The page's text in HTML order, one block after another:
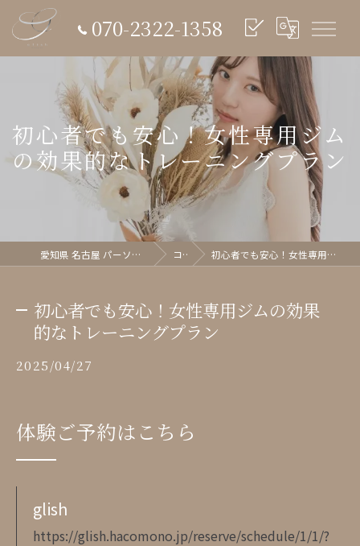
070-2322-1358
初心者でも安心！女性専用ジム
の効果的なトレーニングプラン
愛知県 名古屋 パーソナルジム glish《グリッシュ》 コラム 初心者でも安心！女性専用ジムの効果的なトレーニングプラン
初心者でも安心！女性専用ジムの効果
的なトレーニングプラン
2025/04/27
体験ご予約はこちら
glish
https://glish.hacomono.jp/reserve/schedule/1/1/?